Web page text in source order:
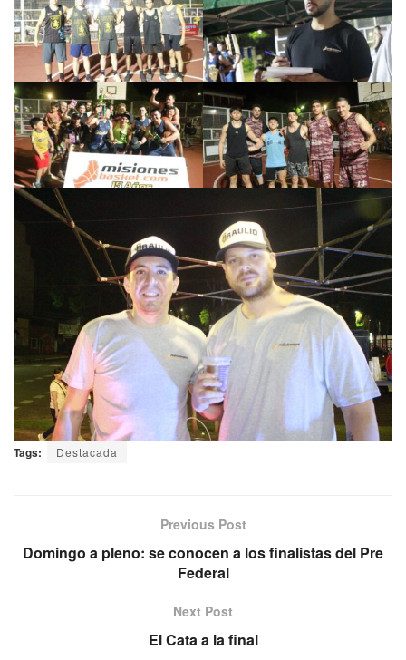
Tags: Destacada
Previous Post
Domingo a pleno: se conocen a los finalistas del Pre
Federal
Next Post
El Cata a la final